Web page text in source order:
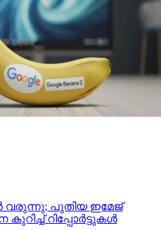
വരുന്നു; പുതിയ ഇമേജ്
റിപ്പോര്‍ട്ടുകള്‍